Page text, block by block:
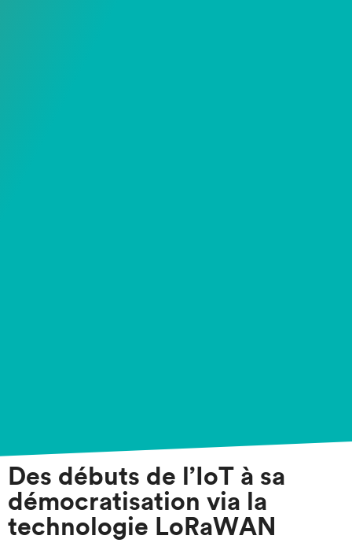
Des débuts de l’IoT à sa
démocratisation via la
technologie LoRaWAN